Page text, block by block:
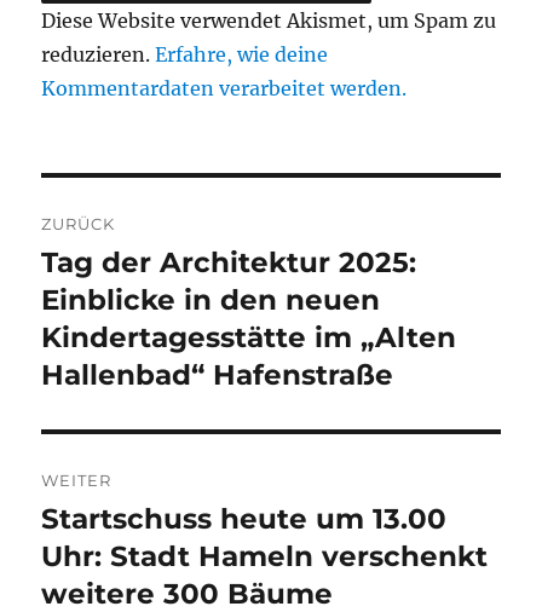
Diese Website verwendet Akismet, um Spam zu
reduzieren.Erfahre, wie deine
Kommentardaten verarbeitet werden.
ZURÜCK
Vorheriger
Beitrag:
Tag der Architektur 2025:
Einblicke in den neuen
Kindertagesstätte im „Alten
Hallenbad“ Hafenstraße
WEITER
Nächster
Beitrag:
Startschuss heute um 13.00
Uhr: Stadt Hameln verschenkt
weitere 300 Bäume